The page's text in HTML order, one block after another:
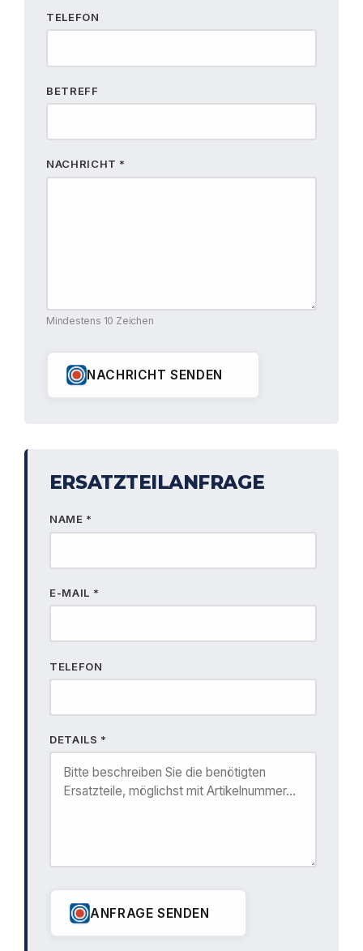
TELEFON
BETREFF
NACHRICHT *
Mindestens 10 Zeichen
NACHRICHT SENDEN
ERSATZTEILANFRAGE
NAME *
E-MAIL *
TELEFON
DETAILS *
ANFRAGE SENDEN